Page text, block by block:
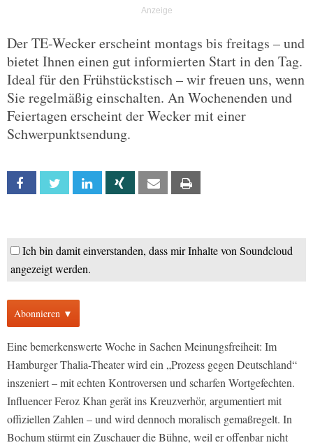
Der TE-Wecker erscheint montags bis freitags – und
bietet Ihnen einen gut informierten Start in den Tag.
Ideal für den Frühstückstisch – wir freuen uns, wenn
Sie regelmäßig einschalten. An Wochenenden und
Feiertagen erscheint der Wecker mit einer
Schwerpunktsendung.
Facebook Twitter Linkedin Xing Email
Ich bin damit einverstanden, dass mir Inhalte von Soundcloud
angezeigt werden.
Abonnieren ▼
Eine bemerkenswerte Woche in Sachen Meinungsfreiheit: Im
Hamburger Thalia-Theater wird ein „Prozess gegen Deutschland“
inszeniert – mit echten Kontroversen und scharfen Wortgefechten.
Influencer Feroz Khan gerät ins Kreuzverhör, argumentiert mit
offiziellen Zahlen – und wird dennoch moralisch gemaßregelt. In
Bochum stürmt ein Zuschauer die Bühne, weil er offenbar nicht